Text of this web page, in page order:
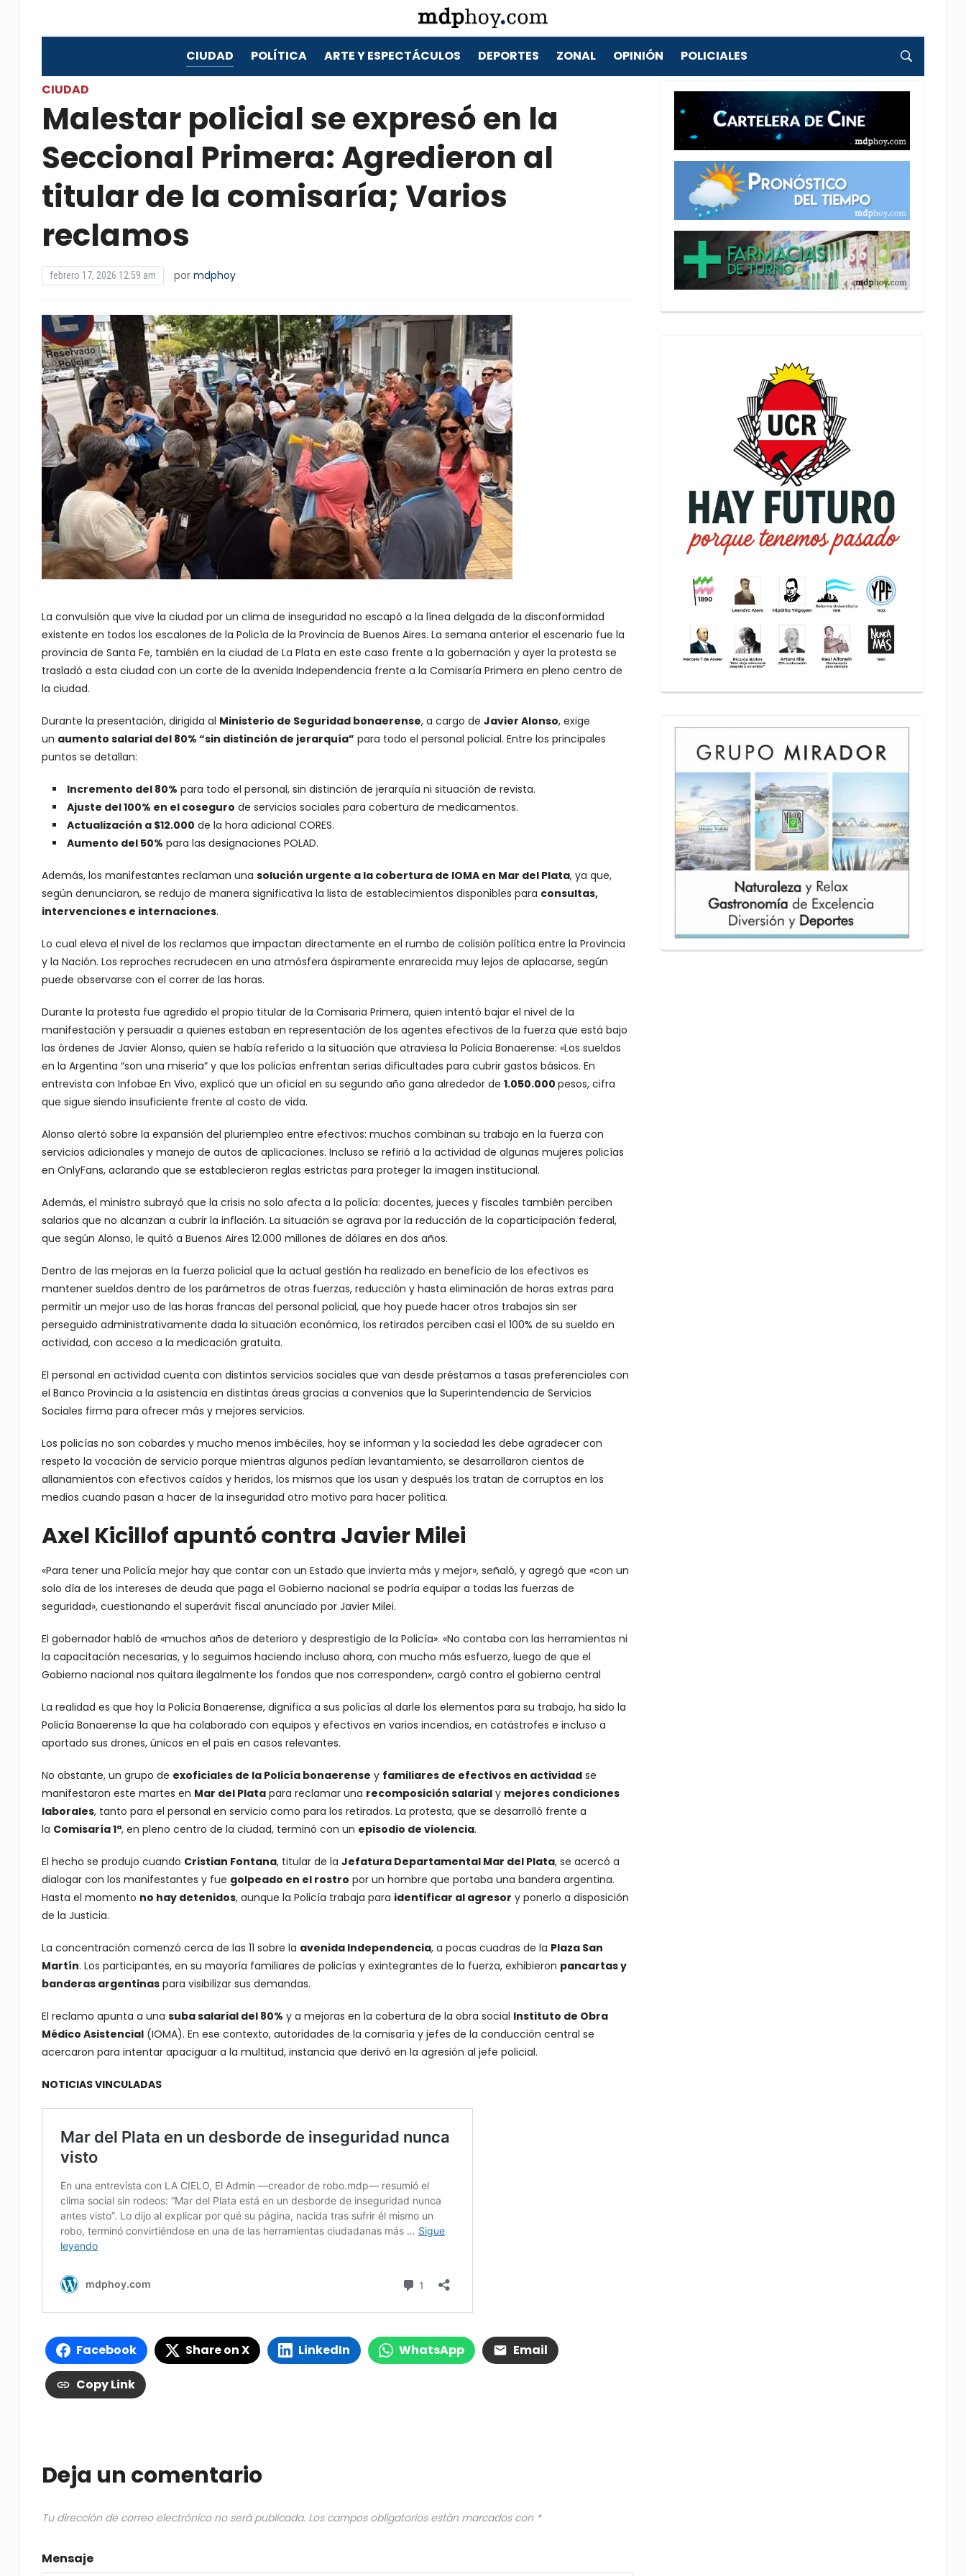
CIUDAD POLÍTICA ARTE Y ESPECTÁCULOS DEPORTES ZONAL OPINIÓN POLICIALES
CIUDAD
Malestar policial se expresó en la
Seccional Primera: Agredieron al
titular de la comisaría; Varios
reclamos
febrero 17, 2026 12:59 am por mdphoy
La convulsión que vive la ciudad por un clima de inseguridad no escapó a la línea delgada de la disconformidad
existente en todos los escalones de la Policía de la Provincia de Buenos Aires. La semana anterior el escenario fue la
provincia de Santa Fe, también en la ciudad de La Plata en este caso frente a la gobernación y ayer la protesta se
trasladó a esta ciudad con un corte de la avenida Independencia frente a la Comisaría Primera en pleno centro de
la ciudad.
Durante la presentación, dirigida al Ministerio de Seguridad bonaerense, a cargo de Javier Alonso, exige
un aumento salarial del 80% “sin distinción de jerarquía” para todo el personal policial. Entre los principales
puntos se detallan:
Incremento del 80% para todo el personal, sin distinción de jerarquía ni situación de revista.
Ajuste del 100% en el coseguro de servicios sociales para cobertura de medicamentos.
Actualización a $12.000 de la hora adicional CORES.
Aumento del 50% para las designaciones POLAD.
Además, los manifestantes reclaman una solución urgente a la cobertura de IOMA en Mar del Plata, ya que,
según denunciaron, se redujo de manera significativa la lista de establecimientos disponibles para consultas,
intervenciones e internaciones.
Lo cual eleva el nivel de los reclamos que impactan directamente en el rumbo de colisión política entre la Provincia
y la Nación. Los reproches recrudecen en una atmósfera áspiramente enrarecida muy lejos de aplacarse, según
puede observarse con el correr de las horas.
Durante la protesta fue agredido el propio titular de la Comisaria Primera, quien intentó bajar el nivel de la
manifestación y persuadir a quienes estaban en representación de los agentes efectivos de la fuerza que está bajo
las órdenes de Javier Alonso, quien se había referido a la situación que atraviesa la Policia Bonaerense: «Los sueldos
en la Argentina “son una miseria” y que los policías enfrentan serias dificultades para cubrir gastos básicos. En
entrevista con Infobae En Vivo, explicó que un oficial en su segundo año gana alrededor de 1.050.000 pesos, cifra
que sigue siendo insuficiente frente al costo de vida.
Alonso alertó sobre la expansión del pluriempleo entre efectivos: muchos combinan su trabajo en la fuerza con
servicios adicionales y manejo de autos de aplicaciones. Incluso se refirió a la actividad de algunas mujeres policías
en OnlyFans, aclarando que se establecieron reglas estrictas para proteger la imagen institucional.
Además, el ministro subrayó que la crisis no solo afecta a la policía: docentes, jueces y fiscales también perciben
salarios que no alcanzan a cubrir la inflación. La situación se agrava por la reducción de la coparticipación federal,
que según Alonso, le quitó a Buenos Aires 12.000 millones de dólares en dos años.
Dentro de las mejoras en la fuerza policial que la actual gestión ha realizado en beneficio de los efectivos es
mantener sueldos dentro de los parámetros de otras fuerzas, reducción y hasta eliminación de horas extras para
permitir un mejor uso de las horas francas del personal policial, que hoy puede hacer otros trabajos sin ser
perseguido administrativamente dada la situación económica, los retirados perciben casi el 100% de su sueldo en
actividad, con acceso a la medicación gratuita.
El personal en actividad cuenta con distintos servicios sociales que van desde préstamos a tasas preferenciales con
el Banco Provincia a la asistencia en distintas áreas gracias a convenios que la Superintendencia de Servicios
Sociales firma para ofrecer más y mejores servicios.
Los policías no son cobardes y mucho menos imbéciles, hoy se informan y la sociedad les debe agradecer con
respeto la vocación de servicio porque mientras algunos pedían levantamiento, se desarrollaron cientos de
allanamientos con efectivos caídos y heridos, los mismos que los usan y después los tratan de corruptos en los
medios cuando pasan a hacer de la inseguridad otro motivo para hacer política.
Axel Kicillof apuntó contra Javier Milei
«Para tener una Policía mejor hay que contar con un Estado que invierta más y mejor», señaló, y agregó que «con un
solo día de los intereses de deuda que paga el Gobierno nacional se podría equipar a todas las fuerzas de
seguridad», cuestionando el superávit fiscal anunciado por Javier Milei.
El gobernador habló de «muchos años de deterioro y desprestigio de la Policía». «No contaba con las herramientas ni
la capacitación necesarias, y lo seguimos haciendo incluso ahora, con mucho más esfuerzo, luego de que el
Gobierno nacional nos quitara ilegalmente los fondos que nos corresponden», cargó contra el gobierno central
La realidad es que hoy la Policía Bonaerense, dignifica a sus policías al darle los elementos para su trabajo, ha sido la
Policía Bonaerense la que ha colaborado con equipos y efectivos en varios incendios, en catástrofes e incluso a
aportado sus drones, únicos en el país en casos relevantes.
No obstante, un grupo de exoficiales de la Policía bonaerense y familiares de efectivos en actividadse
manifestaron este martes en Mar del Platapara reclamar una recomposición salarialy mejores condiciones
laborales, tanto para el personal en servicio como para los retirados. La protesta, que se desarrolló frente a
la Comisaría 1ª, en pleno centro de la ciudad, terminó con un episodio de violencia.
El hecho se produjo cuando Cristian Fontana, titular de la Jefatura Departamental Mar del Plata, se acercó a
dialogar con los manifestantes y fue golpeado en el rostro por un hombre que portaba una bandera argentina.
Hasta el momento no hay detenidos, aunque la Policía trabaja para identificar al agresor y ponerlo a disposición
de la Justicia.
La concentración comenzó cerca de las 11 sobre la avenida Independencia, a pocas cuadras de la Plaza San
Martín. Los participantes, en su mayoría familiares de policías y exintegrantes de la fuerza, exhibieron pancartas y
banderas argentinaspara visibilizar sus demandas.
El reclamo apunta a una suba salarial del 80% y a mejoras en la cobertura de la obra social Instituto de Obra
Médico Asistencial(IOMA). En ese contexto, autoridades de la comisaría y jefes de la conducción central se
acercaron para intentar apaciguar a la multitud, instancia que derivó en la agresión al jefe policial.
NOTICIAS VINCULADAS
Facebook Share on X LinkedIn WhatsApp Email
Copy Link
Deja un comentario
Tu dirección de correo electrónico no será publicada. Los campos obligatorios están marcados con *
Mensaje